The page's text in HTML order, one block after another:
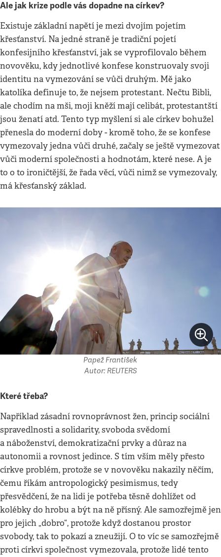
Ale jak krize podle vás dopadne na církev?
Existuje základní napětí je mezi dvojím pojetím
křesťanství. Na jedné straně je tradiční pojetí
konfesijního křesťanství, jak se vyprofilovalo během
novověku, kdy jednotlivé konfese konstruovaly svoji
identitu na vymezování se vůči druhým. Mě jako
katolíka definuje to, že nejsem protestant. Nečtu Bibli,
ale chodím na mši, moji kněží mají celibát, protestantští
jsou ženatí atd. Tento typ myšlení si ale církev bohužel
přenesla do moderní doby - kromě toho, že se konfese
vymezovaly jedna vůči druhé, začaly se ještě vymezovat
vůči moderní společnosti a hodnotám, které nese. A je
to o to ironičtější, že řada věcí, vůči nimž se vymezovaly,
má křesťanský základ.
Papež František
Autor: REUTERS
Které třeba?
Například zásadní rovnoprávnost žen, princip sociální
spravedlnosti a solidarity, svoboda svědomí
a náboženství, demokratizační prvky a důraz na
autonomii a rovnost jedince. S tím vším měly přesto
církve problém, protože se v novověku nakazily něčím,
čemu říkám antropologický pesimismus, tedy
přesvědčení, že na lidi je potřeba těsně dohlížet od
kolébky do hrobu a být na ně přísný. Ale samozřejmě jen
pro jejich „dobro“, protože když dostanou prostor
svobody, tak to pokazí a zneužijí. O to víc se samozřejmě
proti církvi společnost vymezovala, protože lidé tento